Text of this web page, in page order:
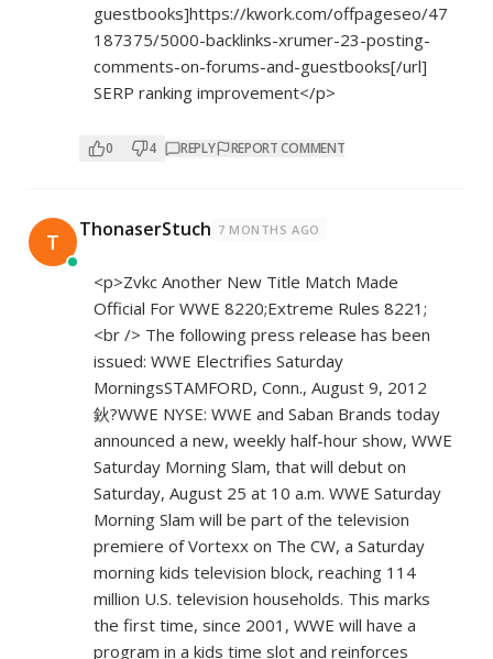
guestbooks]https://kwork.com/offpageseo/47
187375/5000-backlinks-xrumer-23-posting-
comments-on-forums-and-guestbooks[/url]
SERP ranking improvement</p>
0 4 REPLY REPORT COMMENT
T ThonaserStuch 7 MONTHS AGO
<p>Zvkc Another New Title Match Made
Official For WWE 8220;Extreme Rules 8221;
<br /> The following press release has been
issued: WWE Electrifies Saturday
MorningsSTAMFORD, Conn., August 9, 2012
鈥?WWE NYSE: WWE and Saban Brands today
announced a new, weekly half-hour show, WWE
Saturday Morning Slam, that will debut on
Saturday, August 25 at 10 a.m. WWE Saturday
Morning Slam will be part of the television
premiere of Vortexx on The CW, a Saturday
morning kids television block, reaching 114
million U.S. television households. This marks
the first time, since 2001, WWE will have a
program in a kids time slot and reinforces